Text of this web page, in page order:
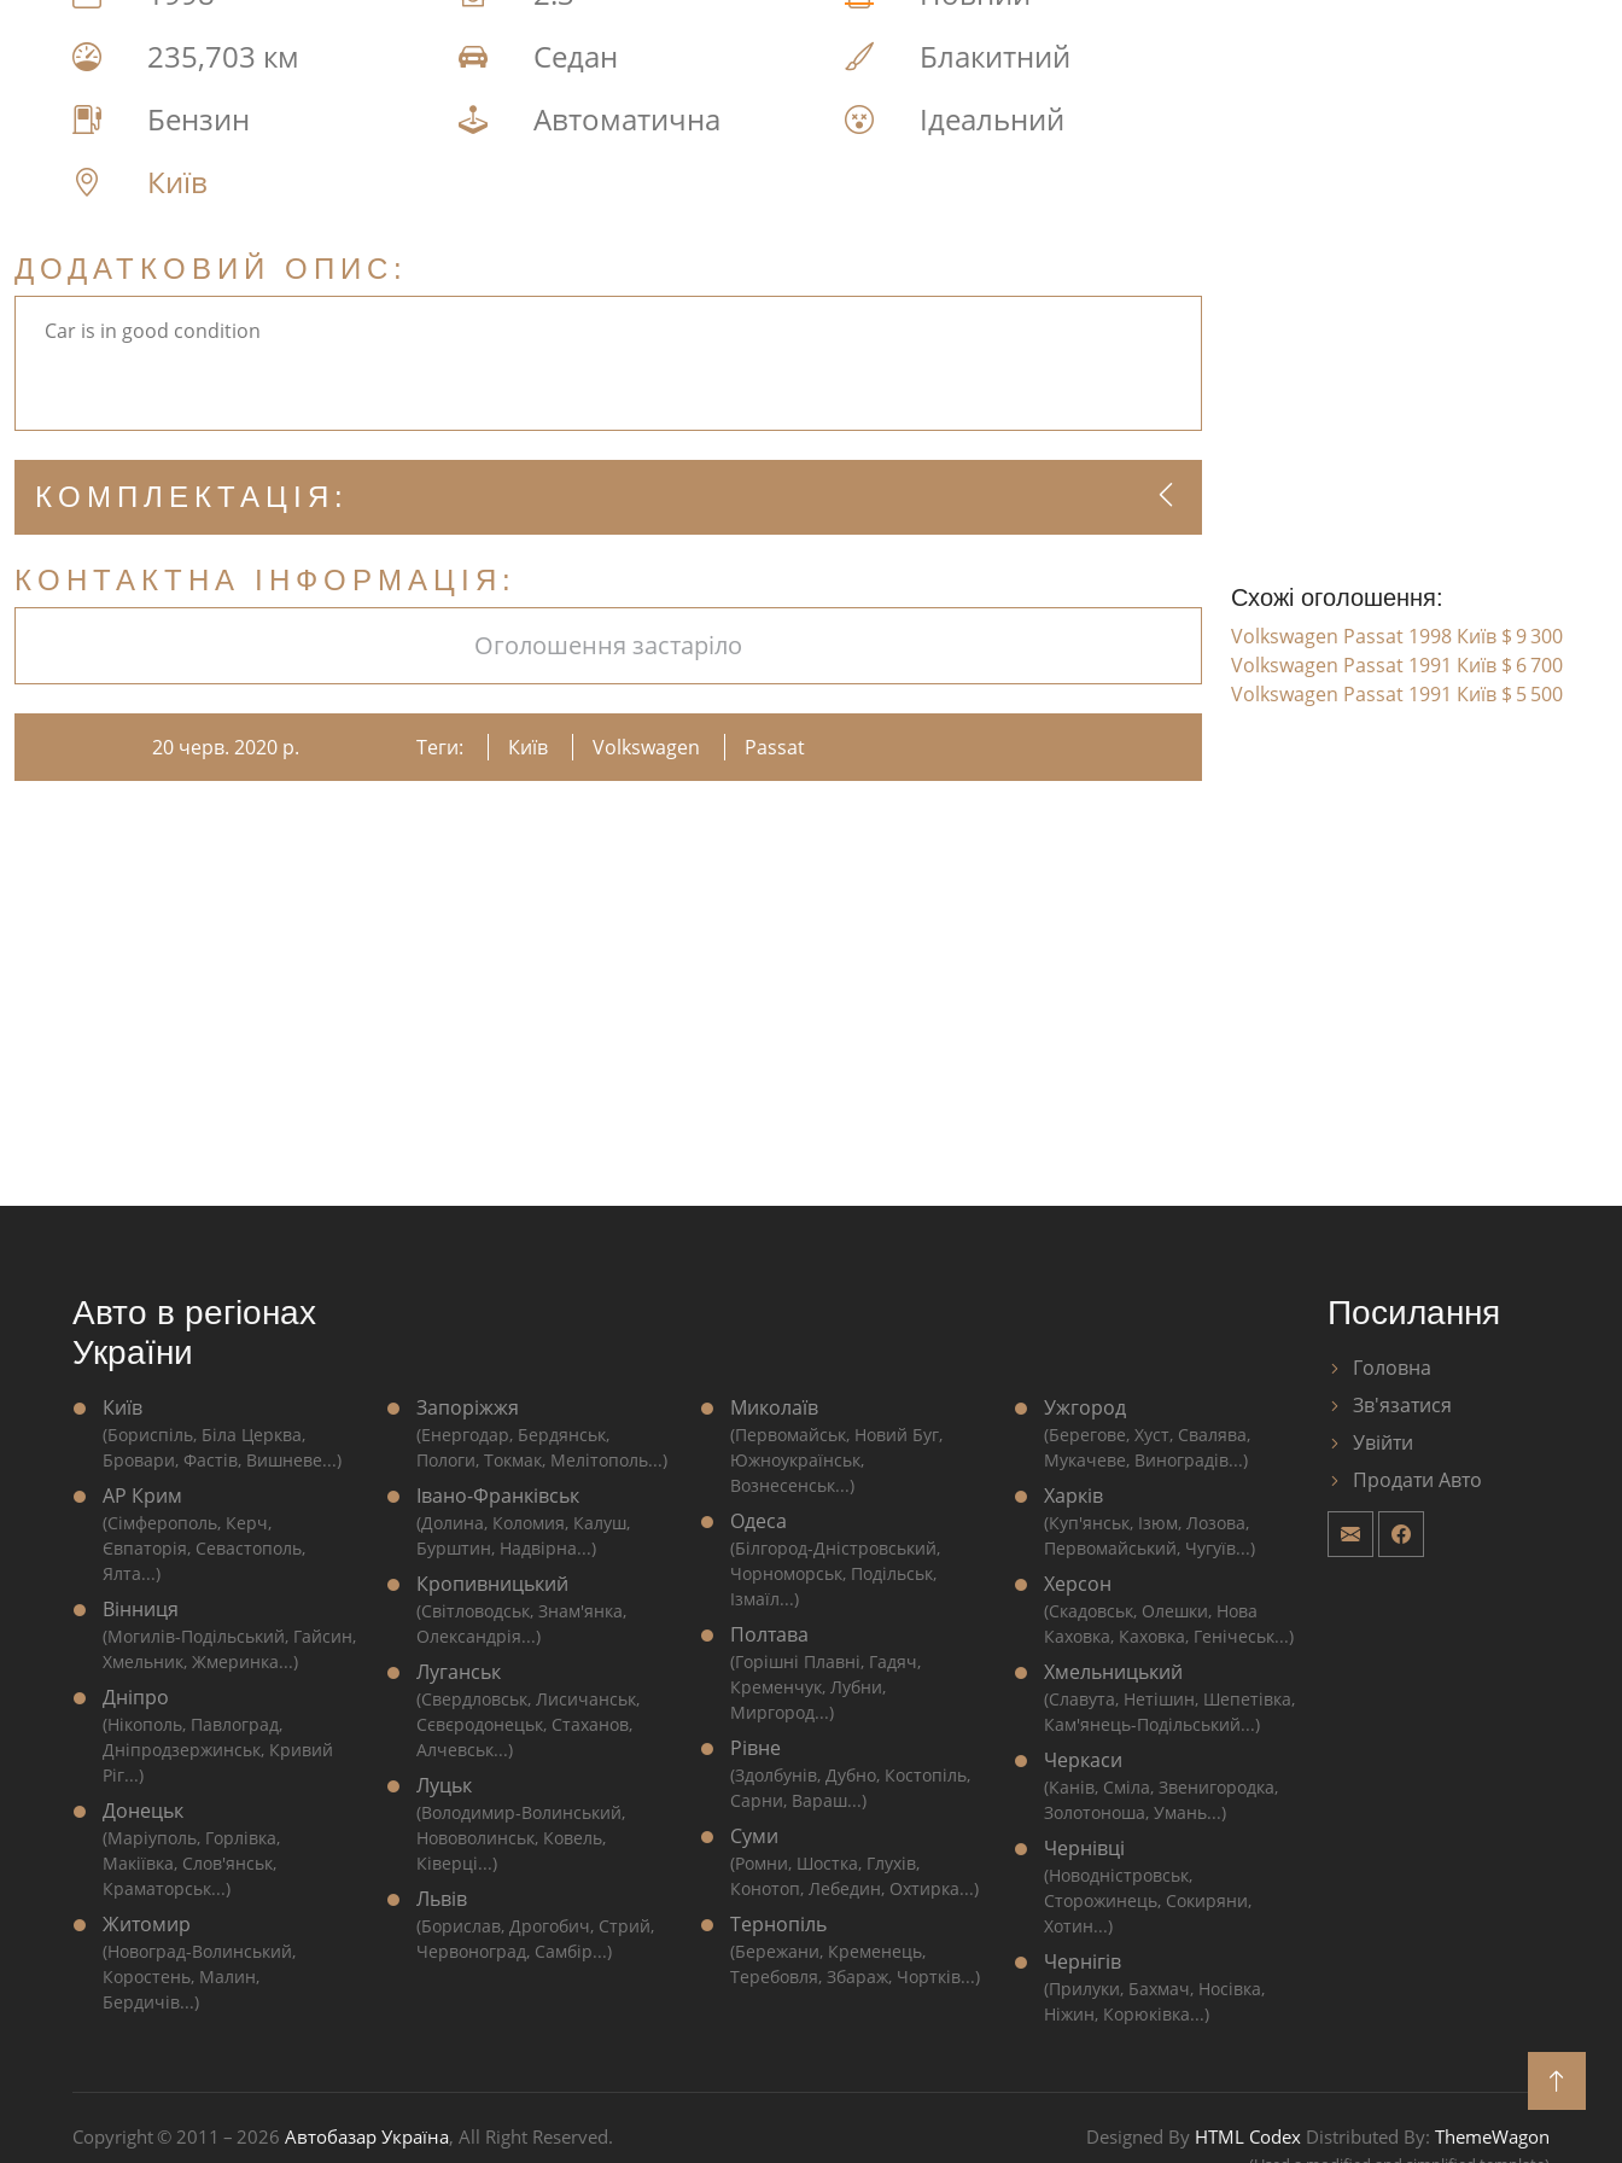
235,703 км
Бензин
Седан
Автоматична
Блакитний
Ідеальний
Київ
ДОДАТКОВИЙ ОПИС:
Car is in good condition
КОМПЛЕКТАЦІЯ:
КОНТАКТНА ІНФОРМАЦІЯ:
Оголошення застаріло
20 черв. 2020 р. Теги: Київ Volkswagen Passat
Схожі оголошення:
Volkswagen Passat 1998 Київ $ 9 300
Volkswagen Passat 1991 Київ $ 6 700
Volkswagen Passat 1991 Київ $ 5 500
Авто в регіонах
України
Київ
(Бориспіль, Біла Церква,
Бровари, Фастів, Вишневе...)
АР Крим
(Сімферополь, Керч,
Євпаторія, Севастополь,
Ялта...)
Вінниця
(Могилів-Подільський, Гайсин,
Хмельник, Жмеринка...)
Дніпро
(Нікополь, Павлоград,
Дніпродзержинськ, Кривий
Ріг...)
Донецьк
(Маріуполь, Горлівка,
Макіївка, Слов'янськ,
Краматорськ...)
Житомир
(Новоград-Волинський,
Коростень, Малин,
Бердичів...)
Запоріжжя
(Енергодар, Бердянськ,
Пологи, Токмак, Мелітополь...)
Івано-Франківськ
(Долина, Коломия, Калуш,
Бурштин, Надвірна...)
Кропивницький
(Світловодськ, Знам'янка,
Олександрія...)
Луганськ
(Свердловськ, Лисичанськ,
Сєвєродонецьк, Стаханов,
Алчевськ...)
Луцьк
(Володимир-Волинський,
Нововолинськ, Ковель,
Ківерці...)
Львів
(Борислав, Дрогобич, Стрий,
Червоноград, Самбір...)
Миколаїв
(Первомайськ, Новий Буг,
Южноукраїнськ,
Вознесенськ...)
Одеса
(Білгород-Дністровський,
Чорноморськ, Подільськ,
Ізмаїл...)
Полтава
(Горішні Плавні, Гадяч,
Кременчук, Лубни,
Миргород...)
Рівне
(Здолбунів, Дубно, Костопіль,
Сарни, Вараш...)
Суми
(Ромни, Шостка, Глухів,
Конотоп, Лебедин, Охтирка...)
Тернопіль
(Бережани, Кременець,
Теребовля, Збараж, Чортків...)
Ужгород
(Берегове, Хуст, Свалява,
Мукачеве, Виноградів...)
Харків
(Куп'янськ, Ізюм, Лозова,
Первомайський, Чугуїв...)
Херсон
(Скадовськ, Олешки, Нова
Каховка, Каховка, Генічеськ...)
Хмельницький
(Славута, Нетішин, Шепетівка,
Кам'янець-Подільський...)
Черкаси
(Канів, Сміла, Звенигородка,
Золотоноша, Умань...)
Чернівці
(Новодністровськ,
Сторожинець, Сокиряни,
Хотин...)
Чернігів
(Прилуки, Бахмач, Носівка,
Ніжин, Корюківка...)
Посилання
Головна
Зв'язатися
Увійти
Продати Авто
Copyright © 2011 – 2026 Автобазар Україна, All Right Reserved. Designed By HTML Codex Distributed By: ThemeWagon